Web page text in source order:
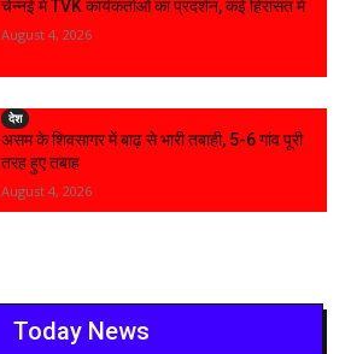
चेन्नई में TVK कार्यकर्ताओं का प्रदर्शन, कई हिरासत में
August 4, 2026
देश
असम के शिवसागर में बाढ़ से भारी तबाही, 5-6 गांव पूरी
तरह हुए तबाह
August 4, 2026
Today News